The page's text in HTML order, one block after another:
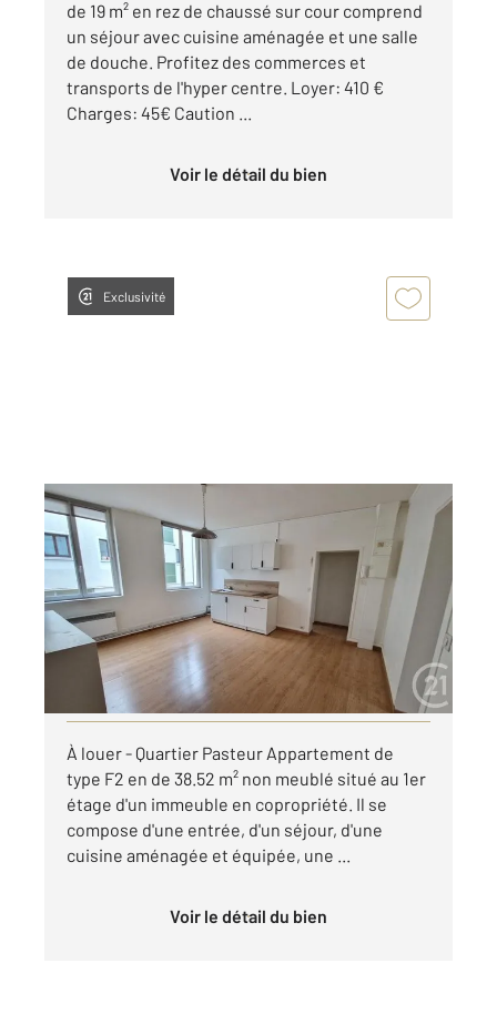
de 19 m² en rez de chaussé sur cour comprend
un séjour avec cuisine aménagée et une salle
de douche. Profitez des commerces et
transports de l'hyper centre. Loyer: 410 €
Charges: 45€ Caution ...
Voir le détail du bien
Exclusivité
ROUEN 76
38,52 m
, 2 pièces
Ref : 8266
Appartement F2 à louer
517 €
par mois charges comprises
Visiter le site dédié
À louer - Quartier Pasteur Appartement de
type F2 en de 38.52 m² non meublé situé au 1er
étage d'un immeuble en copropriété. Il se
compose d'une entrée, d'un séjour, d'une
cuisine aménagée et équipée, une ...
Voir le détail du bien